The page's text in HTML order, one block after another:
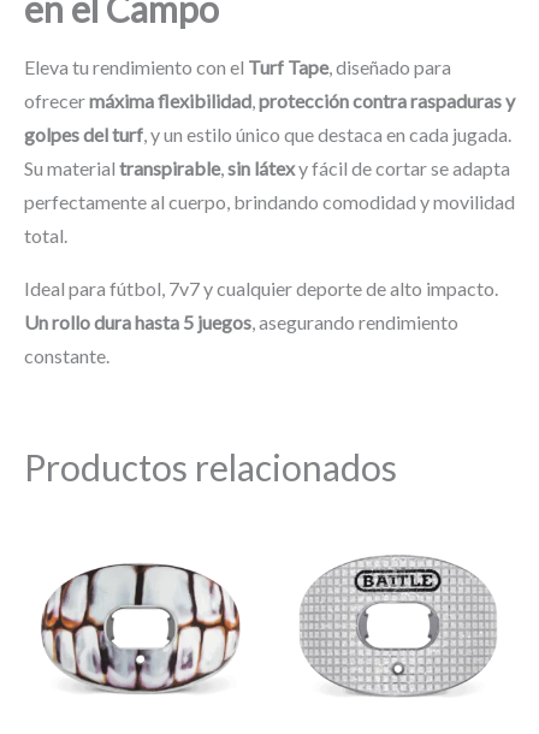
Eleva tu rendimiento con el Turf Tape, diseñado para
ofrecermáxima flexibilidad protección contra raspaduras y
golpes del turf , y un estilo único que destaca en cada jugada.
Su material transpirable, sin látexy fácil de cortar se adapta
perfectamente al cuerpo, brindando comodidad y movilidad
total.
Ideal para fútbol, 7v7 y cualquier deporte de alto impacto.
Un rollo dura hasta 5 juegos , asegurando rendimiento
constante.
Productos relacionados